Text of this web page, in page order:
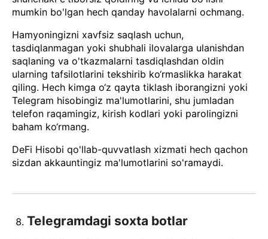
mumkin bo'lgan hech qanday havolalarni ochmang.
Hamyoningizni xavfsiz saqlash uchun,
tasdiqlanmagan yoki shubhali ilovalarga ulanishdan
saqlaning va o'tkazmalarni tasdiqlashdan oldin
ularning tafsilotlarini tekshirib ko‘rmaslikka harakat
qiling. Hech kimga o‘z qayta tiklash iborangizni yoki
Telegram hisobingiz ma'lumotlarini, shu jumladan
telefon raqamingiz, kirish kodlari yoki parolingizni
baham ko‘rmang.
DeFi Hisobi qo'llab-quvvatlash xizmati hech qachon
sizdan akkauntingiz ma'lumotlarini so'ramaydi.
Telegramdagi soxta botlar